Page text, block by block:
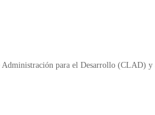
para el Desarrollo (CLAD)